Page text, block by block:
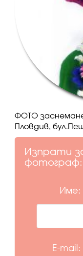
ФОТО
Пловдив,
Изпрати
фотограф:
Име:
E-mail: